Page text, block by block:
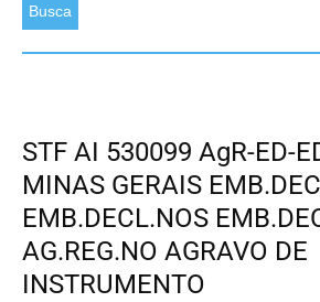
Busca
STF AI 530099 AgR-ED-
MINAS GERAIS
EMB.DECL.NOS
AG.REG.NO AGRAVO DE
INSTRUMENTO